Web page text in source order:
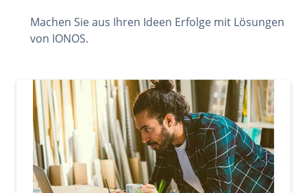
Machen Sie aus Ihren Ideen Erfolge mit Lösungen
von IONOS.